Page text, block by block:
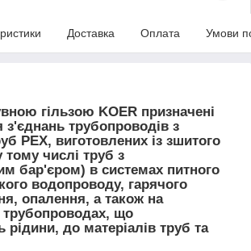
Доставка Оплата Умови
гільзою KOER призначені
з'єднань трубопроводів з
PEX, виготовлених із зшитого
тому числі труб з
бар'єром) в системах питного
водопроводу, гарячого
опалення, а також на
трубопроводах, що
рідини, до матеріалів труб та